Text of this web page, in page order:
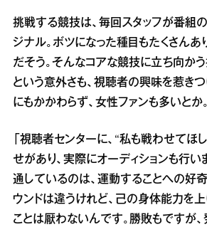
挑戦する競技は、毎回スタッフが番組
ジナル。ボツになった種目もたくさんあ
だそう。そんなコアな競技に立ち向か
という意外さも、視聴者の興味を惹き
にもかかわらず、女性ファンも多いとか。
「視聴者センターに、“私も戦わせてほ
せがあり、実際にオーディションも行い
通しているのは、運動することへの好
ウンドは違うけれど、己の身体能力を
ことは厭わないんです。勝敗もですが